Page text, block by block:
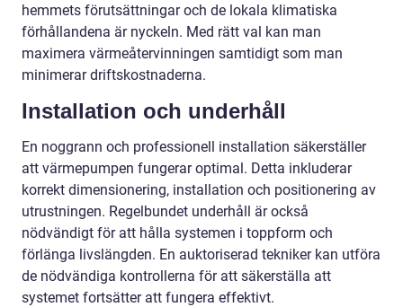
hemmets förutsättningar och de lokala klimatiska
förhållandena är nyckeln. Med rätt val kan man
maximera värmeåtervinningen samtidigt som man
minimerar driftskostnaderna.
Installation och underhåll
En noggrann och professionell installation säkerställer
att värmepumpen fungerar optimal. Detta inkluderar
korrekt dimensionering, installation och positionering av
utrustningen. Regelbundet underhåll är också
nödvändigt för att hålla systemen i toppform och
förlänga livslängden. En auktoriserad tekniker kan utföra
de nödvändiga kontrollerna för att säkerställa att
systemet fortsätter att fungera effektivt.